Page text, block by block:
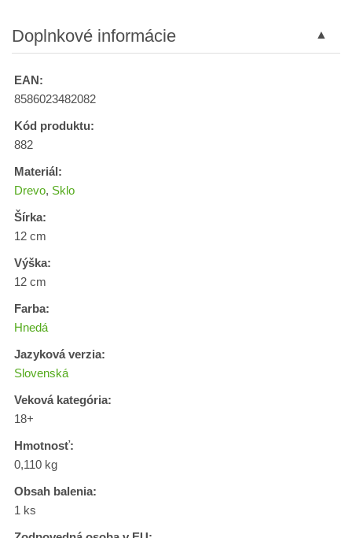
Doplnkové informácie
EAN:
8586023482082
Kód produktu:
882
Materiál:
Drevo, Sklo
Šírka:
12 cm
Výška:
12 cm
Farba:
Hnedá
Jazyková verzia:
Slovenská
Veková kategória:
18+
Hmotnosť:
0,110 kg
Obsah balenia:
1 ks